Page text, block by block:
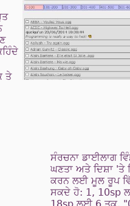
ਤੇ
ਸੰਰਚਨਾ ਡਾਈਲਾਗ
ਘਣਤਾ ਅਤੇ ਦਿਸ਼ਾ
ਕਰਨ ਲਈ ਮੂਲ ਰੂਪ
ਸਕਦੇ ਹੋ: 1, 10sp
18sp ਲਈ 6 ਤਕ.